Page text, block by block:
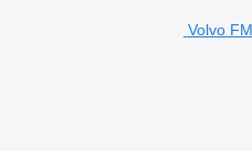
Volvo